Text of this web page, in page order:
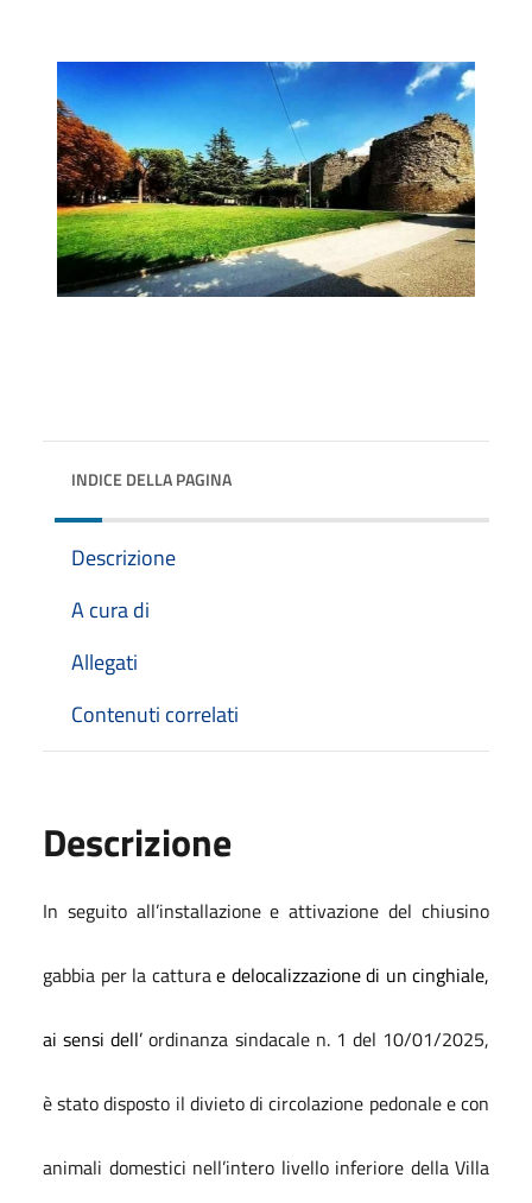
INDICE DELLA PAGINA
Descrizione
A cura di
Allegati
Contenuti correlati
Descrizione
In seguito all’installazione e attivazione del chiusino
gabbia per la catturae delocalizzazione di un cinghiale,
ai sensi dell’ ordinanza sindacale n. 1 del 10/01/2025,
è stato disposto il divieto di circolazione pedonale e con
animali domestici nell’intero livello inferiore della Villa